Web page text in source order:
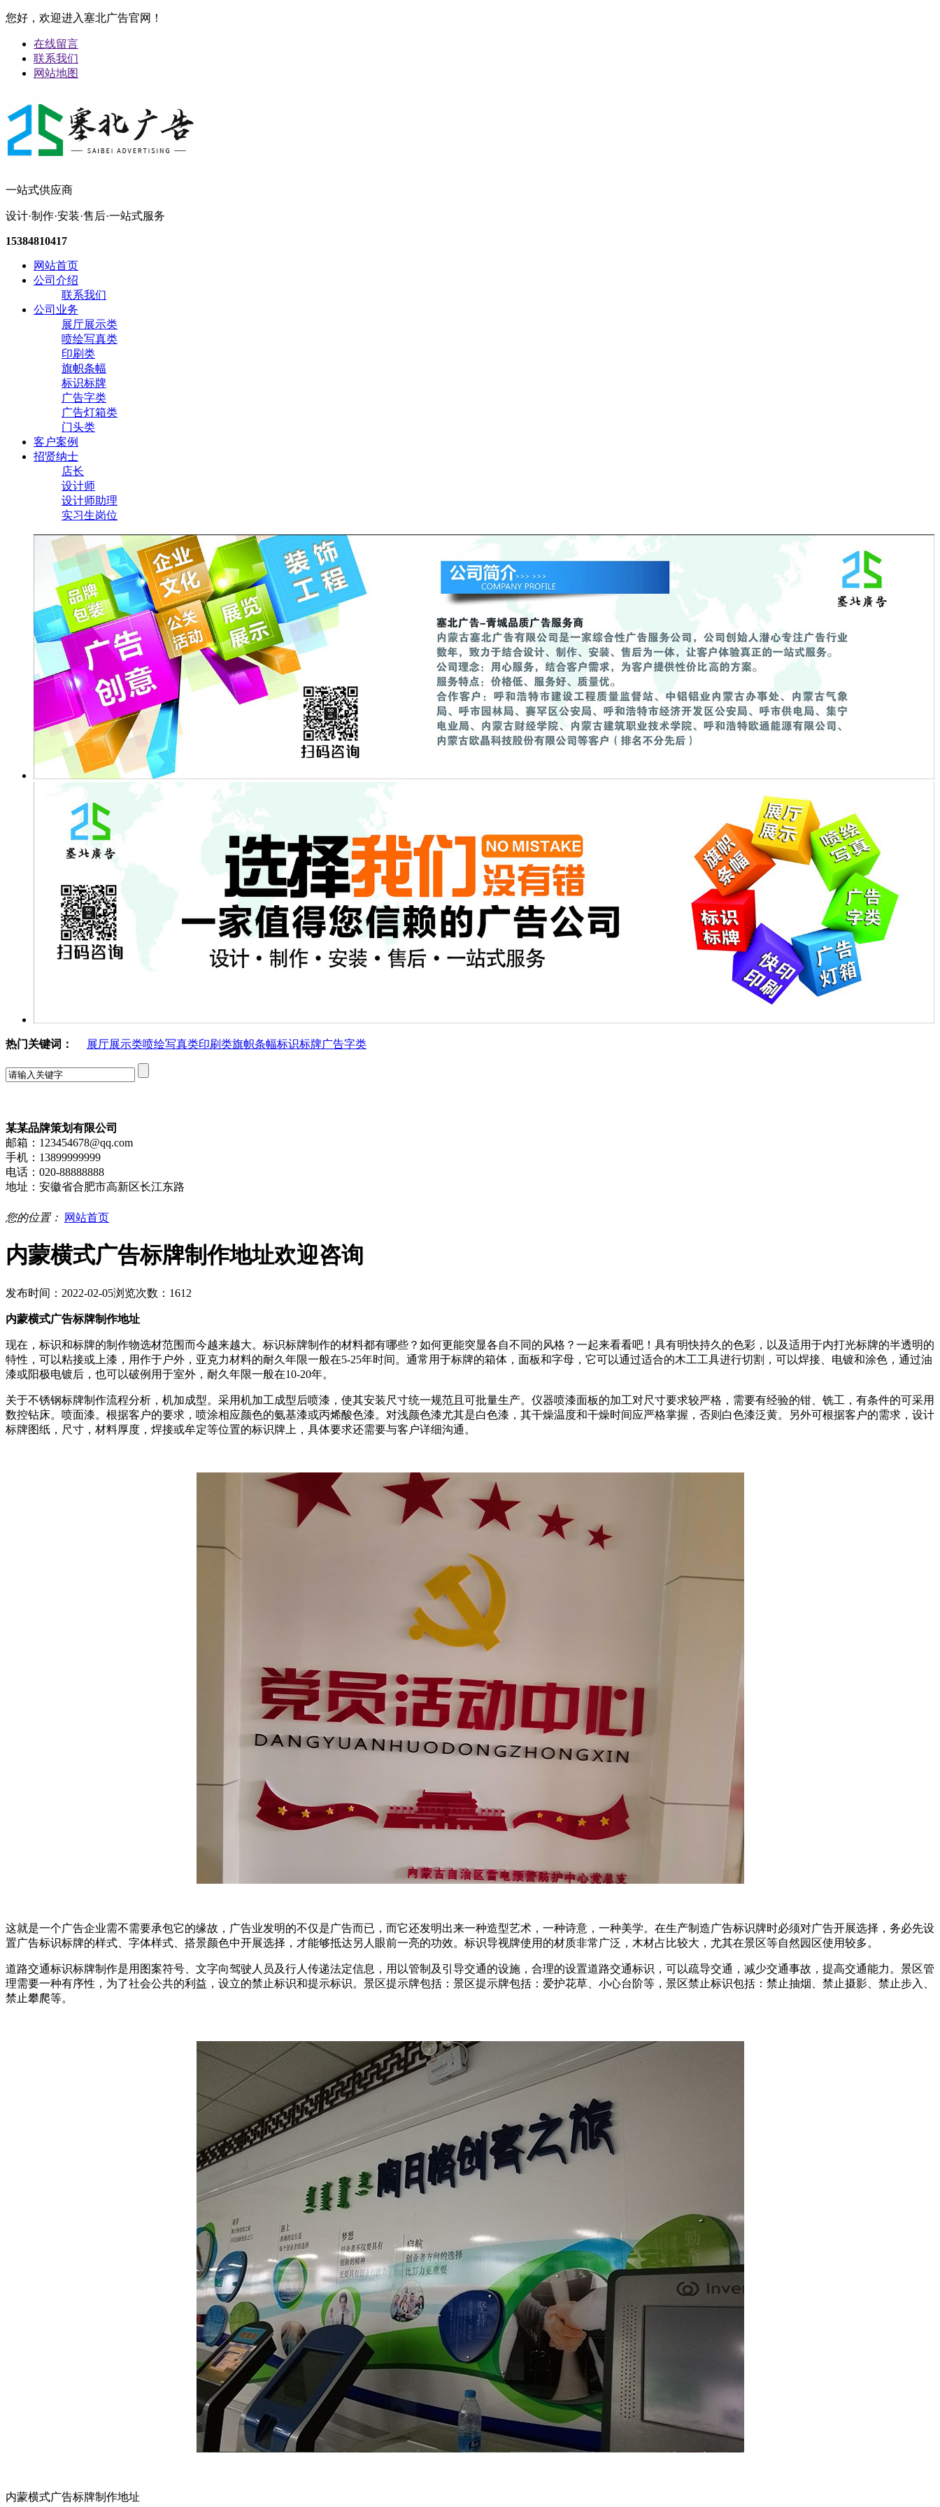
您好，欢迎进入塞北广告官网！
在线留言
联系我们
网站地图
一站式供应商
设计·制作·安装·售后·一站式服务
15384810417
网站首页
公司介绍
联系我们
公司业务
展厅展示类
喷绘写真类
印刷类
旗帜条幅
标识标牌
广告字类
广告灯箱类
门头类
客户案例
招贤纳士
店长
设计师
设计师助理
实习生岗位
热门关键词： 展厅展示类喷绘写真类印刷类旗帜条幅标识标牌广告字类
某某品牌策划有限公司
邮箱：123454678@qq.com
手机：13899999999
电话：020-88888888
地址：安徽省合肥市高新区长江东路
您的位置： 网站首页
内蒙横式广告标牌制作地址欢迎咨询
发布时间：2022-02-05浏览次数：1612
内蒙横式广告标牌制作地址
现在，标识和标牌的制作物选材范围而今越来越大。标识标牌制作的材料都有哪些？如何更能突显各自不同的风格？一起来看看吧！具有明快持久的色彩，以及适用于内打光标牌的半透明的
特性，可以粘接或上漆，用作于户外，亚克力材料的耐久年限一般在5-25年时间。通常用于标牌的箱体，面板和字母，它可以通过适合的木工工具进行切割，可以焊接、电镀和涂色，通过油
漆或阳极电镀后，也可以破例用于室外，耐久年限一般在10-20年。
关于不锈钢标牌制作流程分析，机加成型。采用机加工成型后喷漆，使其安装尺寸统一规范且可批量生产。仪器喷漆面板的加工对尺寸要求较严格，需要有经验的钳、铣工，有条件的可采用
数控钻床。喷面漆。根据客户的要求，喷涂相应颜色的氨基漆或丙烯酸色漆。对浅颜色漆尤其是白色漆，其干燥温度和干燥时间应严格掌握，否则白色漆泛黄。另外可根据客户的需求，设计
标牌图纸，尺寸，材料厚度，焊接或牟定等位置的标识牌上，具体要求还需要与客户详细沟通。
这就是一个广告企业需不需要承包它的缘故，广告业发明的不仅是广告而已，而它还发明出来一种造型艺术，一种诗意，一种美学。在生产制造广告标识牌时必须对广告开展选择，务必先设
置广告标识标牌的样式、字体样式、搭景颜色中开展选择，才能够抵达另人眼前一亮的功效。标识导视牌使用的材质非常广泛，木材占比较大，尤其在景区等自然园区使用较多。
道路交通标识标牌制作是用图案符号、文字向驾驶人员及行人传递法定信息，用以管制及引导交通的设施，合理的设置道路交通标识，可以疏导交通，减少交通事故，提高交通能力。景区管
理需要一种有序性，为了社会公共的利益，设立的禁止标识和提示标识。景区提示牌包括：景区提示牌包括：爱护花草、小心台阶等，景区禁止标识包括：禁止抽烟、禁止摄影、禁止步入、
禁止攀爬等。
内蒙横式广告标牌制作地址